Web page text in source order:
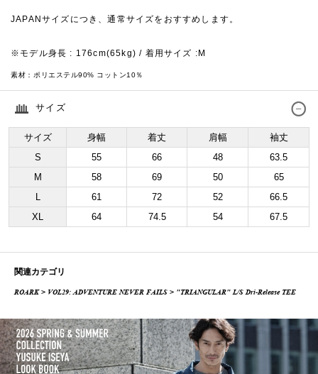
JAPANサイズにつき、通常サイズをおすすめします。
※モデル身長 : 176cm(65kg) / 着用サイズ :M
素材： ポリエステル90% コットン10％
サイズ
サイズ 身幅 着丈 肩幅
袖丈
S
55 66 48
63.5
M
58 69 50
65
L
61 72 52
66.5
XL
64 74.5 54 67.5
関連カテゴリ
ROARK> VOL29: ADVENTURE NEVER FAILS > "TRIANGULAR" L/S Dri-Release TEE